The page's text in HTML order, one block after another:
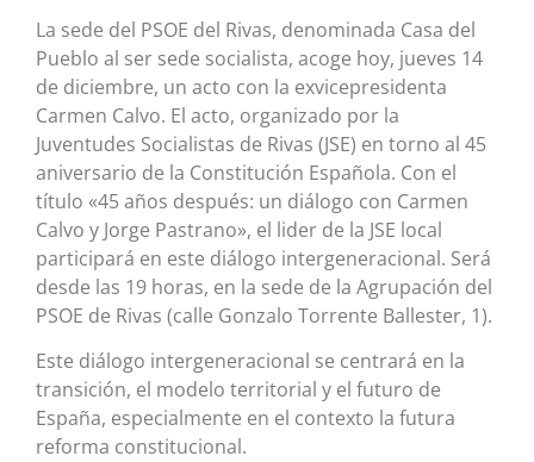
La sede del PSOE del Rivas, denominada Casa del
Pueblo al ser sede socialista, acoge hoy, jueves 14
de diciembre, un acto con la exvicepresidenta
Carmen Calvo. El acto, organizado por la
Juventudes Socialistas de Rivas (JSE) en torno al 45
aniversario de la Constitución Española. Con el
título «45 años después: un diálogo con Carmen
Calvo y Jorge Pastrano», el lider de la JSE local
participará en este diálogo intergeneracional. Será
desde las 19 horas, en la sede de la Agrupación del
PSOE de Rivas (calle Gonzalo Torrente Ballester, 1).
Este diálogo intergeneracional se centrará en la
transición, el modelo territorial y el futuro de
España, especialmente en el contexto la futura
reforma constitucional.